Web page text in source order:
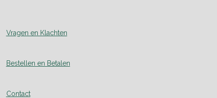
Vragen en Klachten
Bestellen en Betalen
Contact